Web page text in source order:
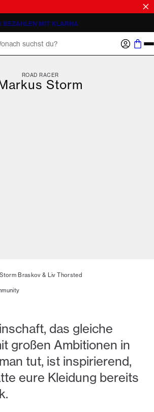
ROAD RACER
Storm
Braskov & Liv Thorsted
das gleiche
großen Ambitionen in
tut, ist inspirierend,
eure Kleidung bereits